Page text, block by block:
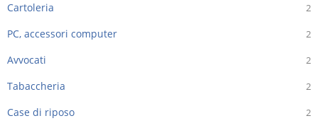
2
Cartoleria
2
PC, accessori computer
2
Avvocati
2
Tabaccheria
2
Case di riposo